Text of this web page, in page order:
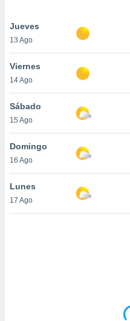
aceptar
de
sitio
En
sean
el sitio
ni para
o
Jueves
13 Ago
Viernes
14 Ago
Sábado
15 Ago
Domingo
16 Ago
Lunes
17 Ago